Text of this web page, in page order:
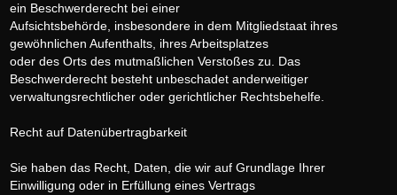
ein Beschwerderecht bei einer
Aufsichtsbehörde, insbesondere in dem Mitgliedstaat ihres
gewöhnlichen Aufenthalts, ihres Arbeitsplatzes
oder des Orts des mutmaßlichen Verstoßes zu. Das
Beschwerderecht besteht unbeschadet anderweitiger
verwaltungsrechtlicher oder gerichtlicher Rechtsbehelfe.
Recht auf Datenübertragbarkeit
Sie haben das Recht, Daten, die wir auf Grundlage Ihrer
Einwilligung oder in Erfüllung eines Vertrags